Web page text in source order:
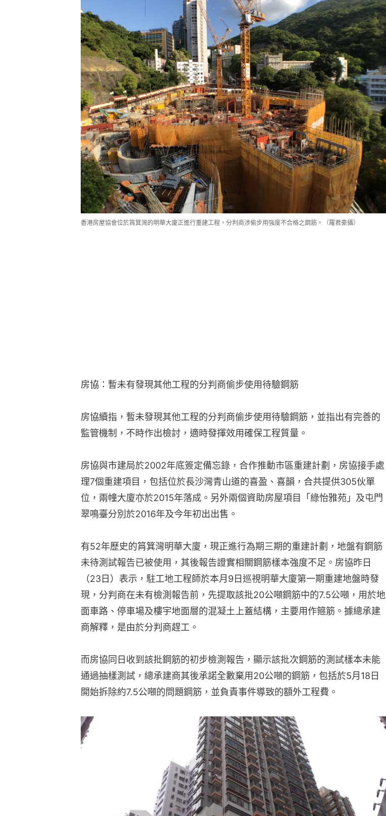
香港房屋協會位於筲箕灣的明華大廈正進行重建工程，分判商涉偷步用強度不合格之鋼筋。（羅君豪攝）
房協：暫未有發現其他工程的分判商偷步使用待驗鋼筋
房協續指，暫未發現其他工程的分判商偷步使用待驗鋼筋，並指出有完善的
監管機制，不時作出檢討，適時發揮效用確保工程質量。
房協與市建局於2002年底簽定備忘錄，合作推動市區重建計劃，房協接手處
理7個重建項目，包括位於長沙灣青山道的喜盈、喜韻，合共提供305伙單
位，兩幢大廈亦於2015年落成。另外兩個資助房屋項目「綠怡雅苑」及屯門
翠鳴臺分別於2016年及今年初出出售。
有52年歷史的筲箕灣明華大廈，現正進行為期三期的重建計劃，地盤有鋼筋
未待測試報告已被使用，其後報告證實相關鋼筋樣本強度不足。房協昨日
（23日）表示，駐工地工程師於本月9日巡視明華大廈第一期重建地盤時發
現，分判商在未有檢測報告前，先提取該批20公噸鋼筋中的7.5公噸，用於地
面車路、停車場及樓宇地面層的混凝土上蓋結構，主要用作箍筋。據總承建
商解釋，是由於分判商趕工。
而房協同日收到該批鋼筋的初步檢測報告，顯示該批次鋼筋的測試樣本未能
通過抽樣測試，總承建商其後承諾全數棄用20公噸的鋼筋，包括於5月18日
開始拆除約7.5公噸的問題鋼筋，並負責事件導致的額外工程費。